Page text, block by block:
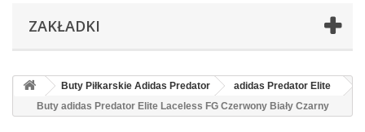
ZAKŁADKI
Buty Piłkarskie Adidas Predator
adidas Predator Elite
Buty adidas Predator Elite Laceless FG Czerwony Biały Czarny